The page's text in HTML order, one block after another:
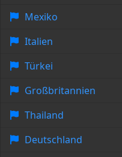
Mexiko
Italien
Türkei
Großbritannien
Thailand
Deutschland